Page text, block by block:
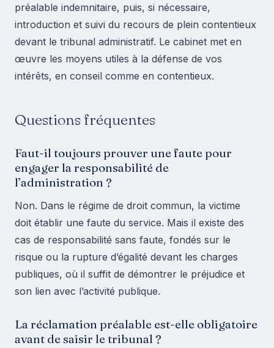
préalable indemnitaire, puis, si nécessaire,
introduction et suivi du recours de plein contentieux
devant le tribunal administratif. Le cabinet met en
œuvre les moyens utiles à la défense de vos
intérêts, en conseil comme en contentieux.
Questions fréquentes
Faut-il toujours prouver une faute pour
engager la responsabilité de
l’administration ?
Non. Dans le régime de droit commun, la victime
doit établir une faute du service. Mais il existe des
cas de responsabilité sans faute, fondés sur le
risque ou la rupture d’égalité devant les charges
publiques, où il suffit de démontrer le préjudice et
son lien avec l’activité publique.
La réclamation préalable est-elle obligatoire
avant de saisir le tribunal ?